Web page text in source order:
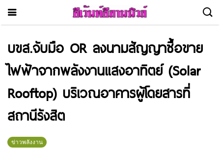
บขส.จับมือ OR ลงนามสัญญาซื้อขาย
ไฟฟ้าจากพลังงานแสงอาทิตย์ (Solar
Rooftop) บริเวณอาคารผู้โดยสารที่
สถานีรังสิต
ข่าวพลังงาน